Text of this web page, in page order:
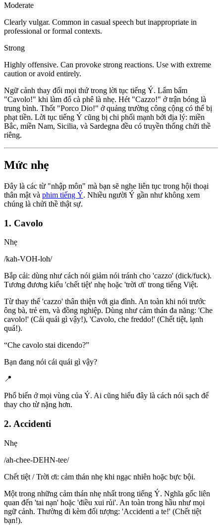
Moderate
Clearly vulgar. Common in casual speech but inappropriate in
professional or formal contexts.
Strong
Highly offensive. Can provoke strong reactions. Use with extreme
caution or avoid entirely.
Ngữ cảnh thay đổi mọi thứ trong lời tục tiếng Ý. Lẩm bẩm
"Cavolo!" khi làm đổ cà phê là nhẹ. Hét "Cazzo!" ở trận bóng là
trung bình. Thốt "Porco Dio!" ở quảng trường công cộng có thể bị
phạt tiền. Lời tục tiếng Ý cũng bị chi phối mạnh bởi địa lý: miền
Bắc, miền Nam, Sicilia, và Sardegna đều có truyền thống chửi thề
riêng.
Mức nhẹ
Đây là các từ "nhập môn" mà bạn sẽ nghe liên tục trong hội thoại
thân mật và phim tiếng Ý. Nhiều người Ý gần như không xem
chúng là chửi thề thật sự.
1. Cavolo
Nhẹ
/kah-VOH-loh/
Bắp cải: dùng như cách nói giảm nói tránh cho 'cazzo' (dick/fuck).
Tương đương kiểu 'chết tiệt' nhẹ hoặc 'trời ơi' trong tiếng Việt.
Từ thay thế 'cazzo' thân thiện với gia đình. An toàn khi nói trước
ông bà, trẻ em, và đồng nghiệp. Dùng như cảm thán đa năng: 'Che
cavolo!' (Cái quái gì vậy!), 'Cavolo, che freddo!' (Chết tiệt, lạnh
quá!).
“Che cavolo stai dicendo?”
Bạn đang nói cái quái gì vậy?
📍
Phổ biến ở mọi vùng của Ý. Ai cũng hiểu đây là cách nói sạch để
thay cho từ nặng hơn.
2. Accidenti
Nhẹ
/ah-chee-DEHN-tee/
Chết tiệt / Trời ơi: cảm thán nhẹ khi ngạc nhiên hoặc bực bội.
Một trong những cảm thán nhẹ nhất trong tiếng Ý. Nghĩa gốc liên
quan đến 'tai nạn' hoặc 'điều xui rủi'. An toàn trong hầu như mọi
ngữ cảnh. Thường đi kèm đối tượng: 'Accidenti a te!' (Chết tiệt
bạn!).